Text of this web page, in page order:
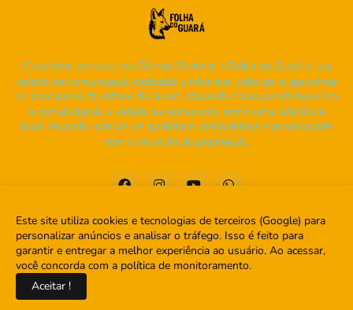
Com forte presença no Distrito Federal, a Folha do Guará é um
veículo de comunicação dedicado a informar, valorizar e aproximar
os moradores da cidade do Guará. Atuando como jornal impresso
e portal digital, o veículo se consolidou como uma referência
local, levando notícias de qualidade, credibilidade e proximidade
com o dia a dia da população.
Home Sobre Contato
Este site utiliza cookies e tecnologias de terceiros (Google) para
personalizar anúncios e analisar o tráfego. Isso é feito para
garantir e entregar a melhor experiência ao usuário. Ao acessar,
você concorda com a política de monitoramento.
Aceitar !